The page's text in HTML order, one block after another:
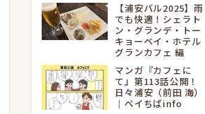
【浦安バル2025】雨
でも快適！シェラト
ン・グランデ・トー
キョーベイ・ホテル
グランカフェ 編
マンガ『カフェに
て』第113話公開！
日々浦安（前田 海）
｜ベイちばinfo